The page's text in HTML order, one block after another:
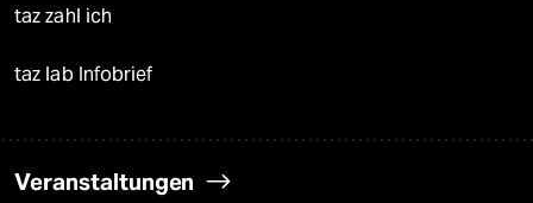
taz zahl ich
taz lab Infobrief
Veranstaltungen